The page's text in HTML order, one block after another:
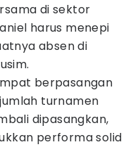
di sektor
harus menepi
absen di
berpasangan
turnamen
dipasangkan,
performa solid